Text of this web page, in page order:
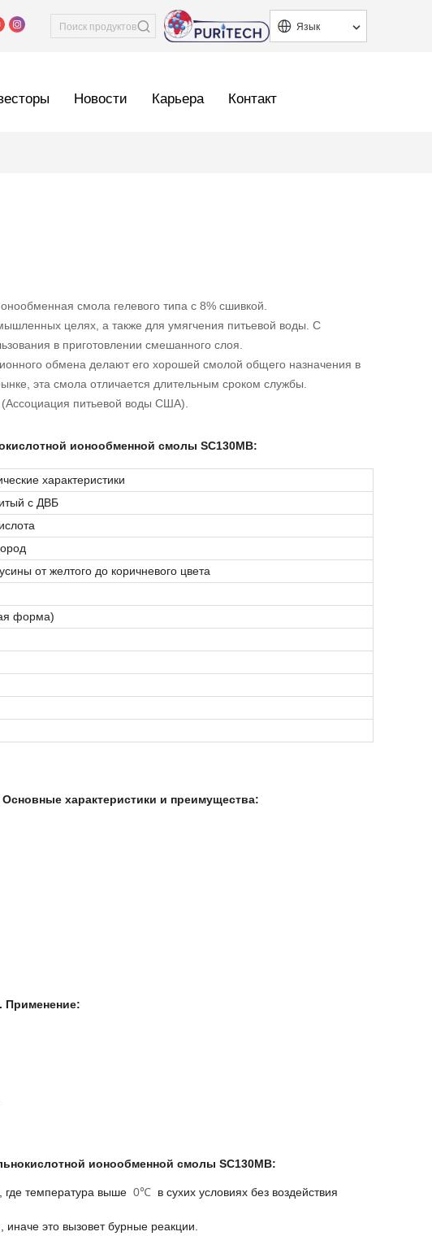
Язык
Новости Карьера Контакт
смола гелевого типа с 8% сшивкой.
целях, а также для умягчения питьевой воды. С
в приготовлении смешанного слоя.
обмена делают его хорошей смолой общего назначения в
эта смола отличается длительным сроком службы.
(Ассоциация питьевой воды США).
ионообменной смолы SC130MB:
характеристики
с ДВБ
от желтого до коричневого цвета
форма)
характеристики и преимущества:
Применение:
ионообменной смолы SC130MB:
где температура выше 0℃ в сухих условиях без воздействия
это вызовет бурные реакции.